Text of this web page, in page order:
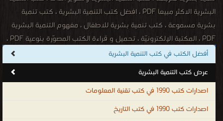
البشرية الاكثر مبيعا PDF ، افضل كتب التنمية البشرية ، كتب تنمية
بشرية مسموعة ، كتب تنمية بشرية للاطفال ، مفهوم التنمية البشرية
PDF ، المكتبة الإلكترونيّة ، تحميل و قراءة الكتب المصوّرة بنوعية PDF ،
مجموعة كتب قيمة للدكتور إبراهيم الفقى ، كتب لرواد التنمية البشرية
فى العالم ، أفضل الكتب للتنمية البشــرية ، مقالات تنمية بشرية ، موارد
تنمية بشرية ، صندوق التنمية البشرية ، كتب تنمية بشرية اجنبية ، كتب
تنمية بشرية اجنبية مترجمة ، كتاب تطوير الذات والشخصية والنجاح
واتخاذ القرارات PDF ، كتب تطوير الذات وبناء الشخصية ، كتب تنمية
أفضل الكتب في كتب التنمية البشرية
عرض كتب التنمية البشرية
اصدارات كتب 1990 في كتب تقنية المعلومات
اصدارات كتب 1990 في كتب التاريخ